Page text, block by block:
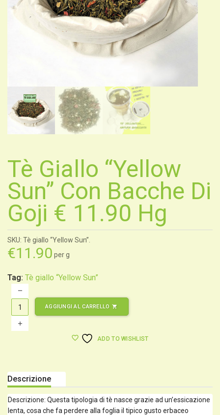
Tè Giallo “Yellow
Sun” Con Bacche Di
Goji € 11.90 Hg
SKU: Tè giallo “Yellow Sun”.
€11.90 per g
Tag: Tè giallo “Yellow Sun”
AGGIUNGI AL CARRELLO shopping_cart
ADD TO WISHLIST
Descrizione
Descrizione: Questa tipologia di tè nasce grazie ad un’essicazione
lenta, cosa che fa perdere alla foglia il tipico gusto erbaceo